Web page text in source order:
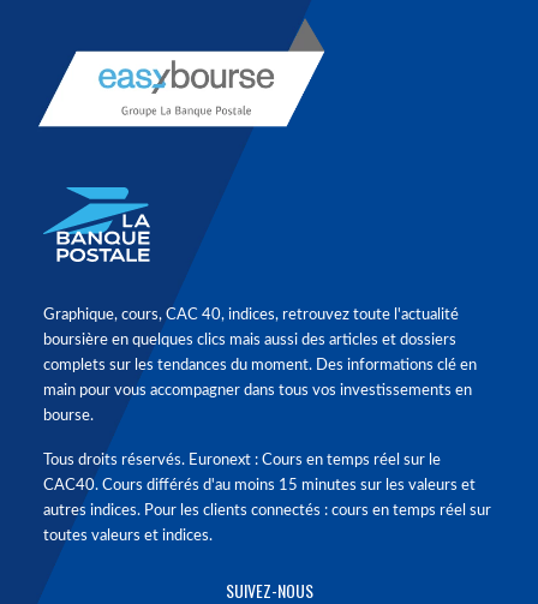
Graphique, cours, CAC 40, indices, retrouvez toute l'actualité
boursière en quelques clics mais aussi des articles et dossiers
complets sur les tendances du moment. Des informations clé en
main pour vous accompagner dans tous vos investissements en
bourse.
Tous droits réservés. Euronext : Cours en temps réel sur le
CAC40. Cours différés d'au moins 15 minutes sur les valeurs et
autres indices. Pour les clients connectés : cours en temps réel sur
toutes valeurs et indices.
SUIVEZ-NOUS